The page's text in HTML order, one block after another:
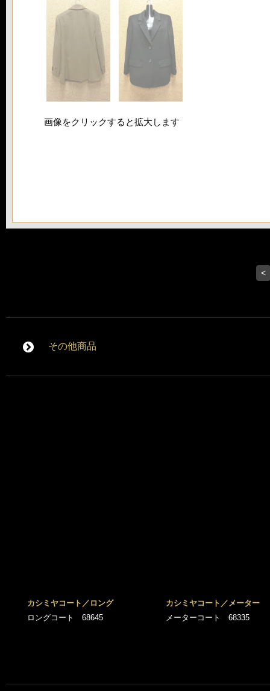
画像をクリックすると拡大します
<
その他商品
カシミヤコート／ロング
ロングコート 68645
カシミヤコート／メーター
メーターコート 68335